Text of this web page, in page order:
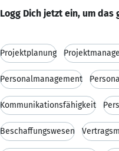
Logg Dich jetzt ein, um das
Projektplanung
Personalmanagement
Kommunikationsfähigkeit
Beschaffungswesen